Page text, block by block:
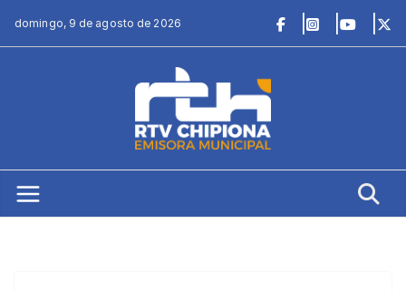
domingo, 9 de agosto de 2026